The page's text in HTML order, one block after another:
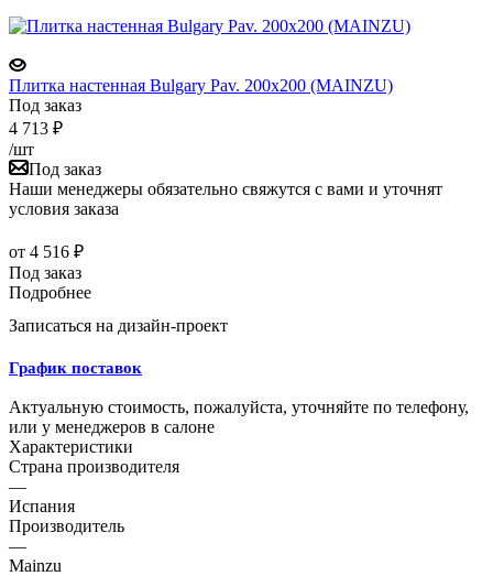
Плитка настенная Bulgary Pav. 200x200 (MAINZU)
Под заказ
4 713 ₽
/шт
Под заказ
Наши менеджеры обязательно свяжутся с вами и уточнят
условия заказа
от 4 516 ₽
Под заказ
Подробнее
Записаться на дизайн-проект
График поставок
Актуальную стоимость, пожалуйста, уточняйте по телефону,
или у менеджеров в салоне
Характеристики
Страна производителя
—
Испания
Производитель
—
Mainzu